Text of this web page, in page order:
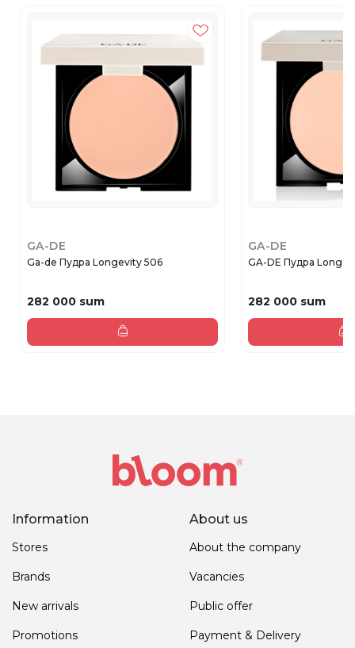
GA-DE
Ga-de Пудра Longevity 506
282 000 sum
GA-DE
GA-DE Пудра
282 000 sum
Information
Stores
Brands
New arrivals
Promotions
About us
About the company
Vacancies
Public offer
Payment & Delivery